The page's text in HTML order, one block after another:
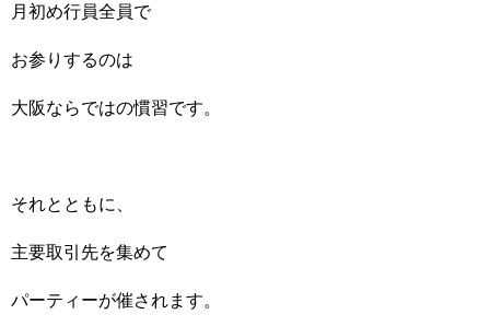
月初め行員全員で
お参りするのは
大阪ならではの慣習です。
それとともに、
主要取引先を集めて
パーティーが催されます。